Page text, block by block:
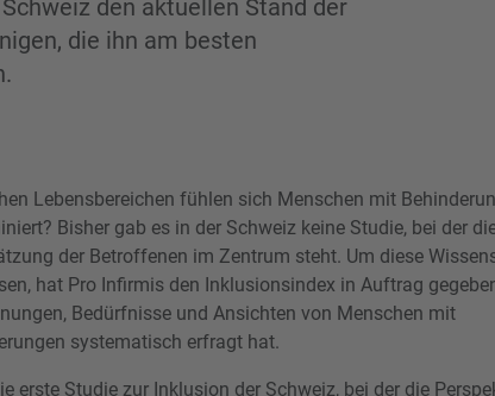
den aktuellen Stand der
die ihn am besten
Lebensbereichen fühlen sich Menschen mit
Bisher gab es in der Schweiz keine Studie, bei der
der Betroffenen im Zentrum steht. Um diese
hat Pro Infirmis den Inklusionsindex in Auftrag
Bedürfnisse und Ansichten von Menschen mit
systematisch erfragt hat.
erste Studie zur Inklusion der Schweiz, bei der die